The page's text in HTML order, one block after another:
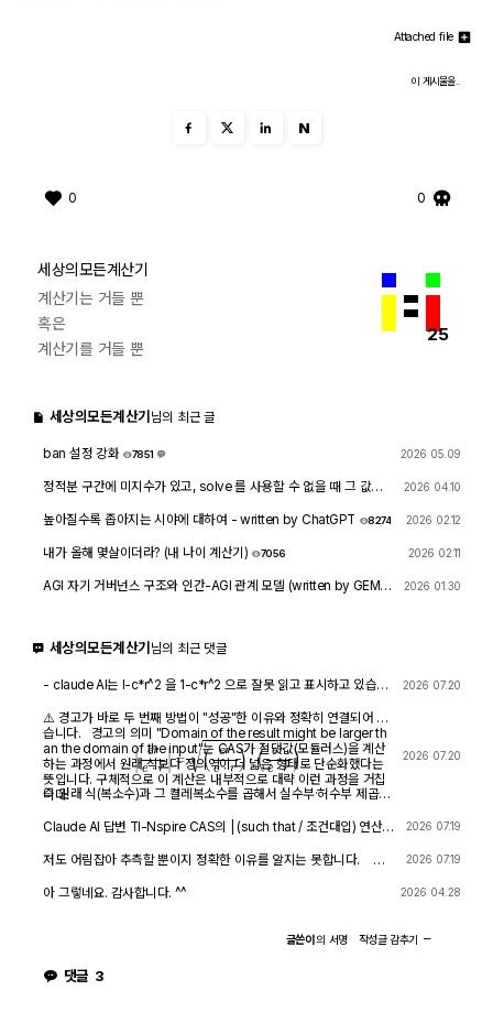
Attached file
이 게시물을..
N
0 0
25
세상의모든계산기
계산기는 거들 뿐
혹은
계산기를 거들 뿐
세상의모든계산기 님의 최근 글
ban 설정 강화
7851
2026 05.09
정적분 구간에 미지수가 있고, solve 를 사용할 수 없을 때 그 값을
2026 04.10
높아질수록 좁아지는 시야에 대하여 - written by ChatGPT 8274 2026 02.12
내가 올해 몇살이더라? (내 나이 계산기) 7056 2026 02.11
AGI 자기 거버넌스 구조와 인간-AGI 관계 모델 (written by GEMIN
2026 01.30
세상의모든계산기 님의 최근 댓글
- claude AI는 l-c*r^2 을 1-c*r^2 으로 잘못 읽고 표시하고 있습니
해 보아도 결과는 바뀌지 않습니다.
2026 07.20
⚠️ 경고가 바로 두 번째 방법이 "성공"한 이유와 정확히 연결되어 있
습니다. 경고의 의미 "Domain of the result might be larger th
an the domain of the input"는 CAS가 절댓값(모듈러스)을 계산
하는 과정에서 원래 식보다 정의역이 더 넓은 형태로 단순화했다는
뜻입니다. 구체적으로 이 계산은 내부적으로 대략 이런 과정을 거칩
니다.
|ere⋅r|=(ere⋅r)⋅(ere⋅r)―
즉 원래 식(복소수)과 그 켤레복소수를 곱해서 실수부·허수부 제곱합
√(x²) → x 또는 √a·√b → √(ab) 같은 규칙들이 쓰이는데, 이런
규칙들은 x가 실수이고 0 이상일 때만 엄밀하게 성립합니다. CAS는
이 조건들을 일일이 다 추적하지 않고 넘어가면서, 원래는 (e≠0, r+l
·ω·i ≠ 0 등) 복소수 특유의 좁은 정의역을 가진 식을, r, l, ω가 어떤
실수여도(부호 무관하게) 정의되는 1/√(r²+l²·ω²)라는 더 넓은 정의
역의 식으로 바꿔버린 것입니다. CAS는 이 손실을 감지하고 경고를
가지고 있던 정의역 제약 정보(부호 조건, i 관련 조건 등)를 이미 버
끄럽게 만드는 원인입니다. 첫 번째 시도에서는 i가 살아있는 원래 식
2026 07.20
Claude AI 답변 TI-Nspire CAS의 | (such that / 조건대입) 연산자
다. 대입 후에 처음부터 다시 "실수부/허수부 분리, 유리화" 같은 재간
의 핵심입니다. 첫 번째 경우 (|er/(e·r)| | con_1 and con → 실패) 이
시점의 식은 아직 r + l·ω·i 형태의 복소수 그대로입니다 (i가 살아있
수인지(즉 1-c·r² ≥ 0인지) 판단할 근거가 없다는 겁니다. 저장해 두
신 con 조건은 c>0, l>0, r>0뿐이고, 1-c·r²≥0이라는 조건은 포함
되어 있지 않습니다. 그래서 CAS는 i와 이 무리식을 더 정리(유리화,
2026 07.19
저도 어림잡아 추측할 뿐이지 정확한 이유를 알지는 못합니다. 질
nnet 5) AI에 넣어 보니 claude AI 가 제일 합리적인 답변을 주어서
2026 07.19
아 그렇네요. 감사합니다. ^^ 2026 04.28
글쓴이의 서명 작성글감추기
댓글 3